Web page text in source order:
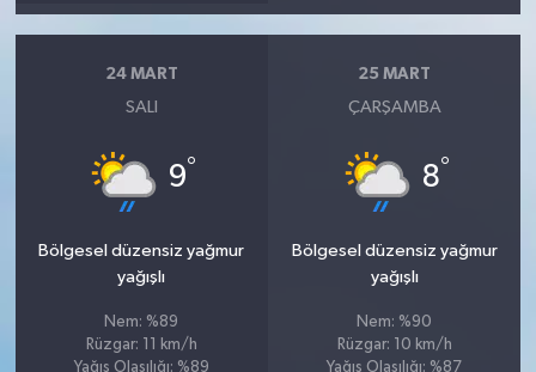
24 MART
SALI
9°
Bölgesel düzensiz yağmur
yağışlı
Nem: %89
Rüzgar: 11 km/h
Yağış Olasılığı: %89
25 MART
ÇARŞAMBA
8°
Bölgesel düzensiz yağmur
yağışlı
Nem: %90
Rüzgar: 10 km/h
Yağış Olasılığı: %87